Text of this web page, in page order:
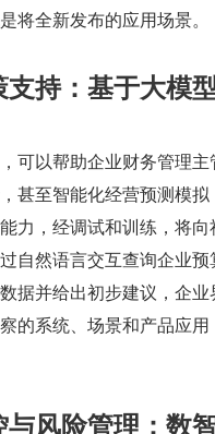
将全新发布的应用场景。
支持：基于大模
可以帮助企业财务管理
甚至智能化经营预测模
力，经调试和训练，将
自然语言交互查询企业
据并给出初步建议，企
的系统、场景和产品应
与风险管理：数